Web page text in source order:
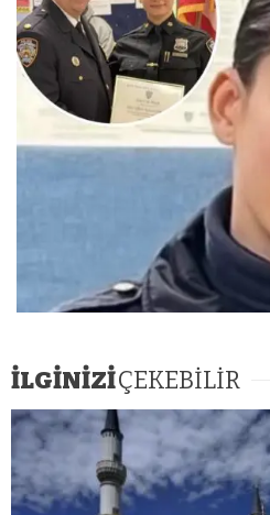
İLGİNİZİÇEKEBİLİR